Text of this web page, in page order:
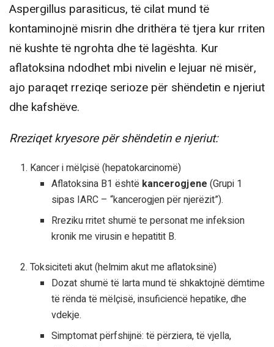
Aspergillus parasiticus, të cilat mund të
kontaminojnë misrin dhe drithëra të tjera kur rriten
në kushte të ngrohta dhe të lagështa. Kur
aflatoksina ndodhet mbi nivelin e lejuar në misër,
ajo paraqet rreziqe serioze për shëndetin e njeriut
dhe kafshëve.
Rreziqet kryesore për shëndetin e njeriut:
Kancer i mëlçisë (hepatokarcinomë)
Aflatoksina B1 është kancerogjene (Grupi 1
sipas IARC – “kancerogjen për njerëzit”).
Rreziku rritet shumë te personat me infeksion
kronik me virusin e hepatitit B.
Toksiciteti akut (helmim akut me aflatoksinë)
Dozat shumë të larta mund të shkaktojnë dëmtime
të rënda të mëlçisë, insuficiencë hepatike, dhe
vdekje.
Simptomat përfshijnë: të përziera, të vjella,